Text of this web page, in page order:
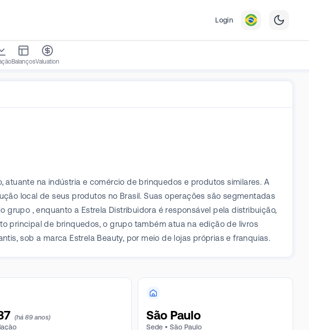
Login
BalançosValuation
atuante na indústria e comércio de brinquedos e produtos similares. A
local de seus produtos no Brasil. Suas operações são segmentadas
, enquanto a Estrela Distribuidora é responsável pela distribuição,
principal de brinquedos, o grupo também atua na edição de livros
sob a marca Estrela Beauty, por meio de lojas próprias e franquias.
(há 89 anos) São Paulo
Sede • São Paulo